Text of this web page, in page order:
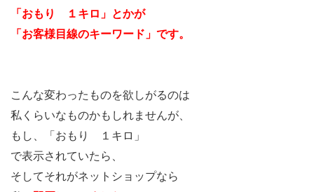
「おもり １キロ」とかが
「お客様目線のキーワード」です。
こんな変わったものを欲しがるのは
私くらいなものかもしれませんが、
もし、「おもり １キロ」
で表示されていたら、
そしてそれがネットショップなら